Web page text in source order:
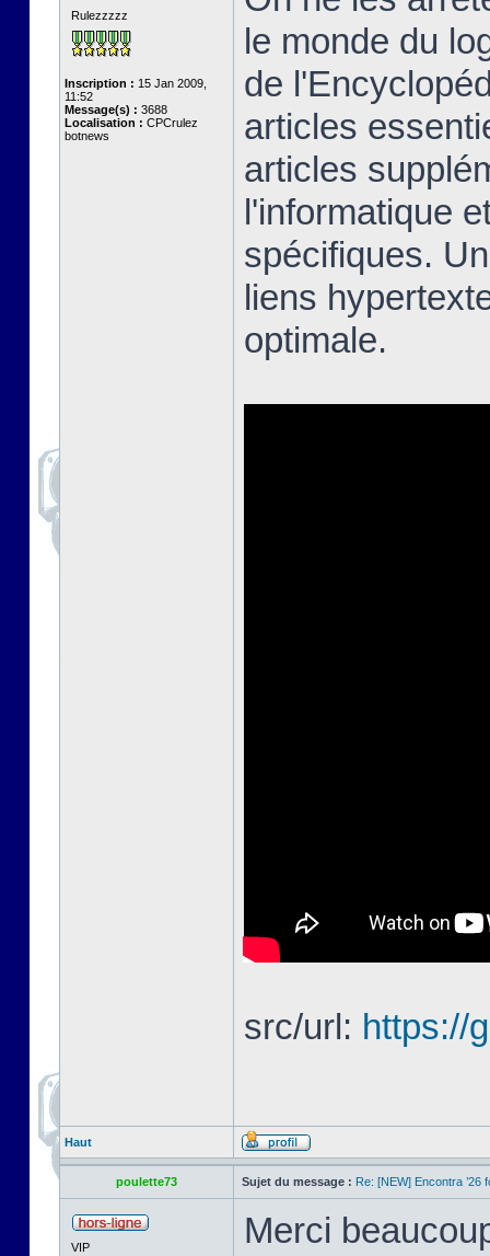
Rulezzzzz
Inscription : 15 Jan 2009,
11:52
Message(s) : 3688
Localisation : CPCrulez
botnews
le monde du
de
articles
articles
l'informatique
spécifiques.
liens
optimale.
src/url: https://
Haut
poulette73 Sujet du message : Re: [NEW] Encontra ’26
VIP Merci